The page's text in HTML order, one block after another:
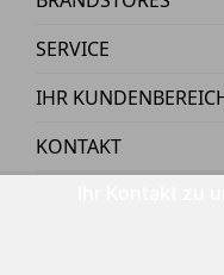
SERVICE
IHR
KONTAKT